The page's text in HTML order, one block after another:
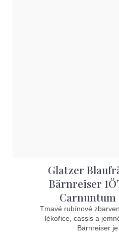
Glatzer
Bärnreiser
Carnuntum
Tmavé rubínové
lékořice, cassis a
Bärnreiser je